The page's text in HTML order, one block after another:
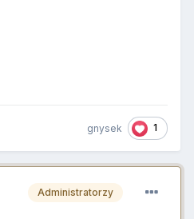
gnysek 1
Administratorzy